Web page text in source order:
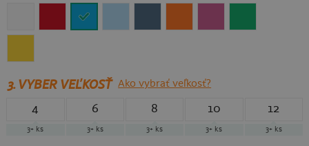
3.VYBER VEĽKOSŤ Ako vybrať veľkosť?
4
3+ ks
6
3+ ks
8
3+ ks
10
3+ ks
12
3+ ks